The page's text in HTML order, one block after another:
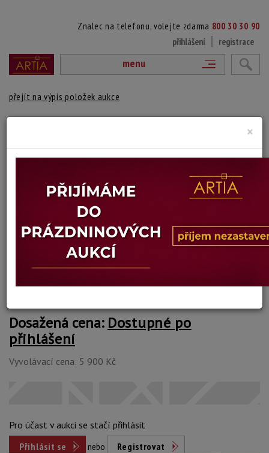
Znalec na telefonu, volejte zdarma 800 30 30 90
přihlášení
registrace
menu
přejít na výpis položek aukce
Jan Šafránek *1947
signováno a datováno vpravo dole tužkou, volně
Technika: kresba, datace: 2011
Šířka: 51 cm, výška: 72 cm
Stav: dobrý
15.12.2024 18:43 SEČ
Dosažená cena: Dostupné po
přihlášení
Vyvolávací cena: 5 900 Kč
Pro účast v aukci se stačí přihlásit
Přihlásit se
nebo Registrovat
×